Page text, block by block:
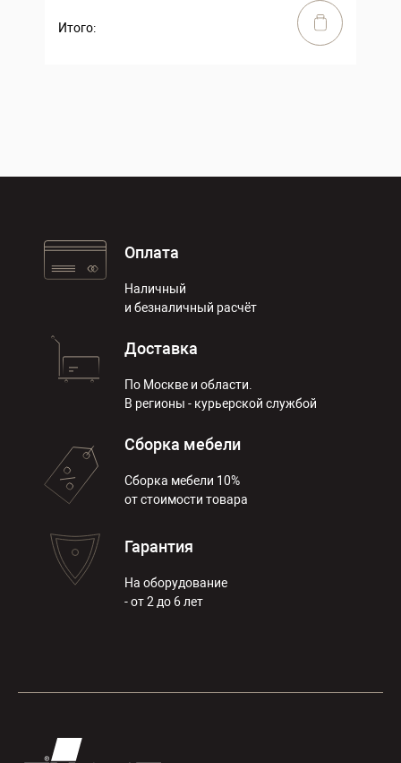
Итого:
Оплата
Наличный
и безналичный расчёт
Доставка
По Москве и области.
В регионы - курьерской службой
Сборка мебели
Сборка мебели 10%
от стоимости товара
Гарантия
На оборудование
- от 2 до 6 лет